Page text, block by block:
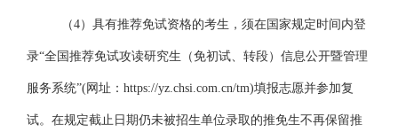
（4）具有推荐免试资格的考生，须在国家规定时间内登
录“全国推荐免试攻读研究生（免初试、转段）信息公开暨管理
服务系统”(网址：https://yz.chsi.com.cn/tm)填报志愿并参加复
试。在规定截止日期仍未被招生单位录取的推免生不再保留推